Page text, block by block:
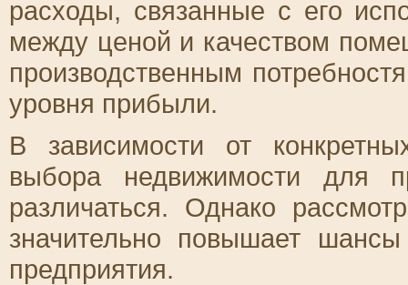
расходы, связанные с его
между ценой и качеством
производственным
уровня прибыли.
В зависимости от
выбора недвижимости для
различаться. Однако
значительно повышает
предприятия.